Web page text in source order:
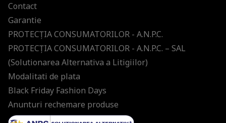
Contact
Garantie
PROTECŢIA CONSUMATORILOR - A.N.P.C.
PROTECŢIA CONSUMATORILOR - A.N.P.C. – SAL
(Solutionarea Alternativa a Litigiilor)
Modalitati de plata
Black Friday Fashion Days
Anunturi rechemare produse